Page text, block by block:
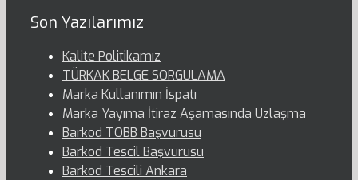
Son Yazılarımız
Kalite Politikamız
TÜRKAK BELGE SORGULAMA
Marka Kullanımın İspatı
Marka Yayıma İtiraz Aşamasında Uzlaşma
Barkod TOBB Başvurusu
Barkod Tescil Başvurusu
Barkod Tescili Ankara